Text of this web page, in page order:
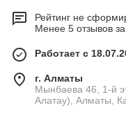
Рейтинг не
Менее 5 отзывов
Работает с
г. Алматы
Мынбаева 46, 1-й
Алатау), Алматы,